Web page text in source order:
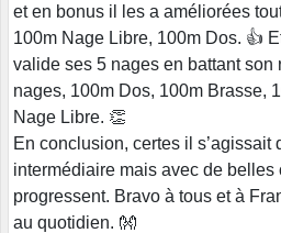
et en bonus il les a améliorées
100m Nage Libre, 100m Dos. 👍
valide ses 5 nages en battant son
nages, 100m Dos, 100m Brasse,
Nage Libre. 👏
En conclusion, certes il s’agissait
intermédiaire mais avec de
progressent. Bravo à tous et à
au quotidien. 👐